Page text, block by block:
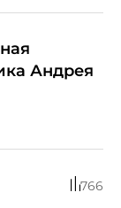
Андрея
766